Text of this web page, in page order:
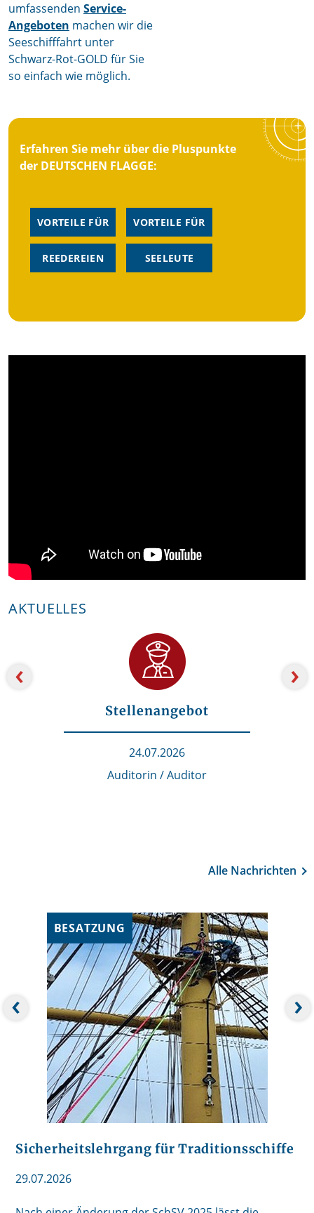
umfassenden Service-
Angeboten machen wir die
Seeschifffahrt unter
Schwarz-Rot-GOLD für Sie
so einfach wie möglich.
Erfahren Sie mehr über die Pluspunkte
der DEUTSCHEN FLAGGE:
VORTEILE FÜR
REEDEREIEN
VORTEILE FÜR
SEELEUTE
AKTUELLES
Stellenangebot
24.07.2026
Auditorin / Auditor
‹ ›
Alle Nachrichten
BESATZUNG
Sicherheitslehrgang für Traditionsschiffe
29.07.2026
‹ ›